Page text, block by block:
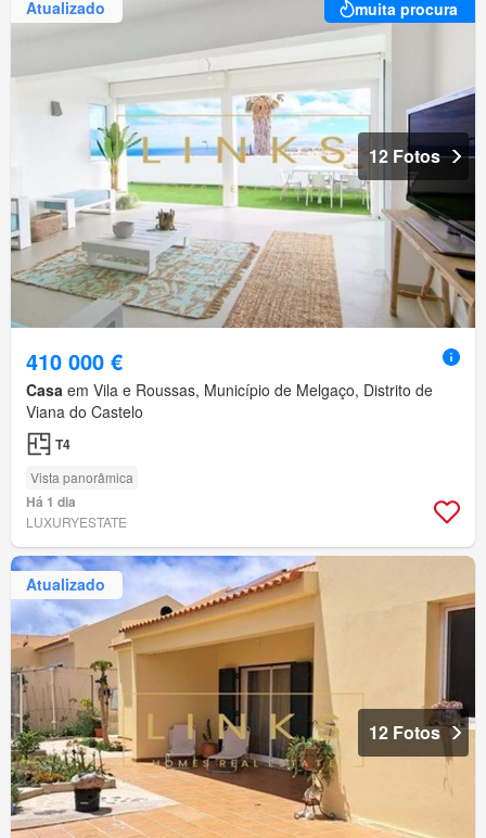
Atualizado muita procura
12 Fotos
410 000 €
Casa em Vila e Roussas, Município de Melgaço, Distrito de
Viana do Castelo
T4
Vista panorâmica
Há 1 dia
LUXURYESTATE
Atualizado
12 Fotos